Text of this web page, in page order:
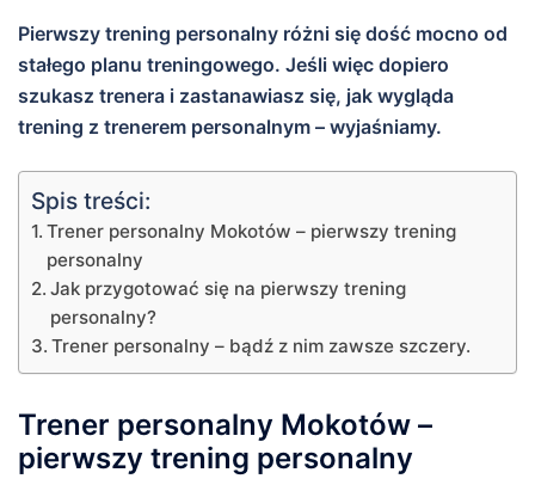
Pierwszy trening personalny różni się dość mocno od
stałego planu treningowego. Jeśli więc dopiero
szukasz trenera i zastanawiasz się, jak wygląda
trening z trenerem personalnym – wyjaśniamy.
Spis treści:
Trener personalny Mokotów – pierwszy trening
personalny
Jak przygotować się na pierwszy trening
personalny?
Trener personalny – bądź z nim zawsze szczery.
Trener personalny Mokotów –
pierwszy trening personalny